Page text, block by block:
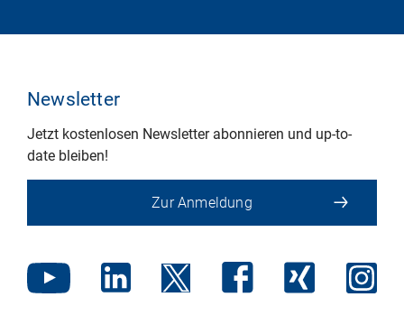
Newsletter
Jetzt kostenlosen Newsletter abonnieren und up-to-
date bleiben!
Zur Anmeldung